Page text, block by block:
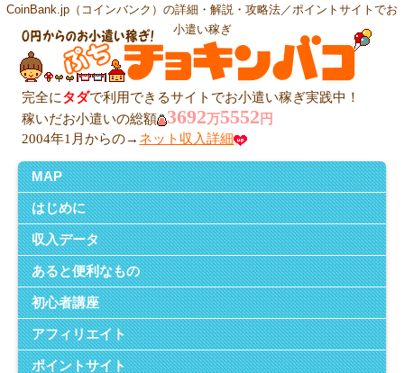
CoinBank.jp（コインバンク）の詳細・解説・攻略法／ポイントサイトでお
小遣い稼ぎ
完全にタダで利用できるサイトでお小遣い稼ぎ実践中！
稼いだお小遣いの総額
3692万5552 円
2004年1月からの→ ネット収入詳細
MAP
はじめに
収入データ
あると便利なもの
初心者講座
アフィリエイト
ポイントサイト